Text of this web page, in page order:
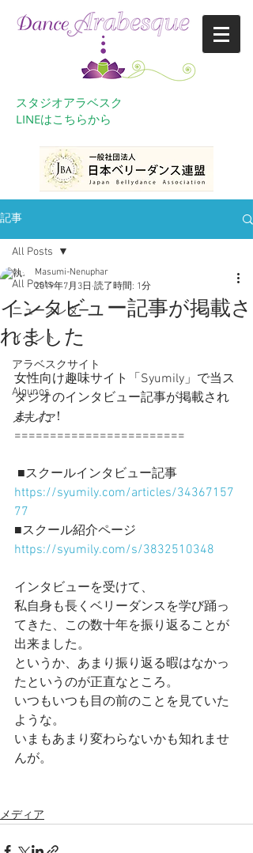
スタジオアラベスク
​LINEはこちらから
記事
All Posts
ニュースレター
イベント
アラベスクサイト
Algunos
メディア
All Posts
インタビュー記事が掲載さ
れました
Masumi-Nenuphar
2019年7月3日 読了時間: 1分
女性向け趣味サイト「Syumily」で当ス
タジオのインタビュー記事が掲載され
ました！
========================
■スクールインタビュー記事
https://syumily.com/articles/34367157
77
■スクール紹介ページ
https://syumily.com/s/3832510348
インタビューを受けて、
私自身も長くベリーダンスを学び踊っ
てきた、この数十年を振り返ることが
出来ました。
というか、あまり振り返る暇はなかっ
たというのが正直なところ。
いつもいつも目の前のことを見ていた
ような。
いまもあまり変わらないかも知れませ
んが。
メディア